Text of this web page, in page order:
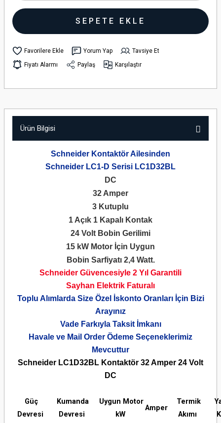
SEPETE EKLE
Yorum Yap
Tavsiye Et
Fiyatı Alarmı
Paylaş Karşılaştır
Ürün Bilgisi
Schneider Kontaktör Ailesinden
Schneider LC1-D Serisi LC1D32BL
DC
32 Amper
3 Kutuplu
1 Açık 1 Kapalı Kontak
24 Volt Bobin Gerilimi
15 kW Motor İçin Uygun
Bobin Sarfiyatı 2,4 Watt.
Schneider Güvencesiyle 2 Yıl Garantili
Sayhan Elektrik Faturalı
Toplu Alımlarda Size Özel İskonto Oranları İçin Bizi
Arayınız
Vade Farkıyla Taksit İmkanı
Havale ve Mail Order Ödeme Seçeneklerimiz
Mevcuttur
Schneider LC1D32BL Kontaktör 32 Amper 24 Volt
DC
Güç
Devresi
Kumanda
Devresi
Uygun Motor
kW
Amper
Termik
Akımı